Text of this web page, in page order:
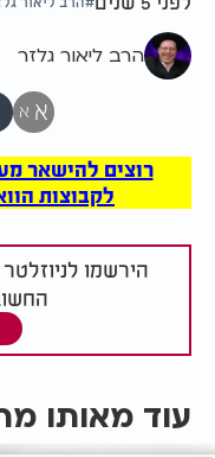
הרב ליאור גלזר
א א
רוצים להישאר
לקבוצות
הירשמו
עוד מאותו